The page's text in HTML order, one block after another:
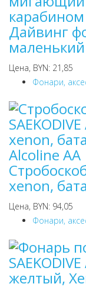
Дайвинг
Цена, BYN: 21,85
Фонари,
xenon,
Цена, BYN: 94,05
Фонари,